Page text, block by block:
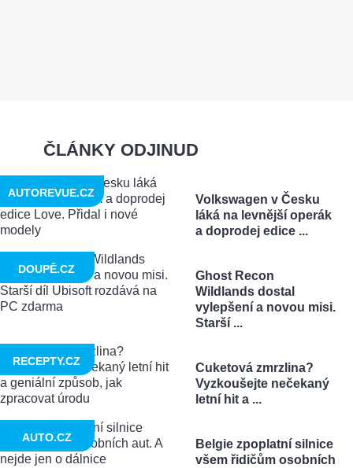
ČLÁNKY ODJINUD
Volkswagen v Česku
láká na levnější operák
a doprodej edice ...
AUTOREVUE.CZ
Ghost Recon
Wildlands dostal
vylepšení a novou misi.
Starší ...
DOUPĚ.CZ
Cuketová zmrzlina?
Vyzkoušejte nečekaný
letní hit a ...
RECEPTY.CZ
Belgie zpoplatní silnice
všem řidičům osobních
AUTO.CZ